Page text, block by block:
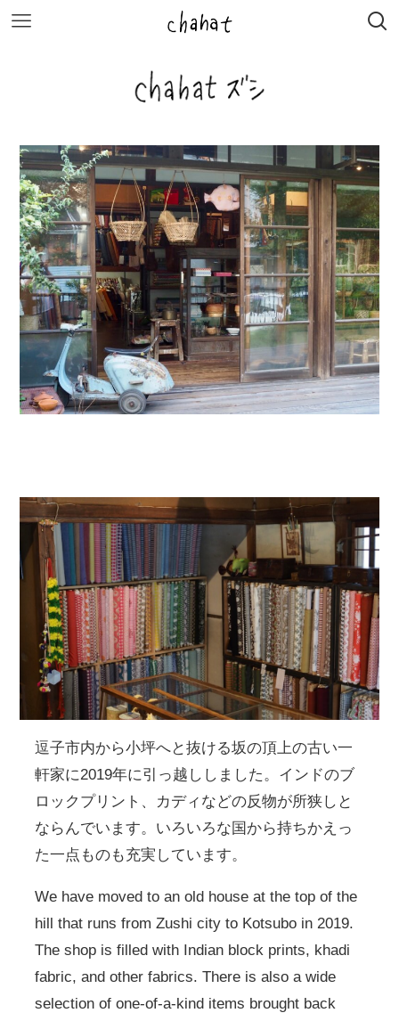
逗子市内から小坪へと抜ける坂の頂上の古い一
軒家に2019年に引っ越ししました。インドのブ
ロックプリント、カディなどの反物が所狭しと
ならんでいます。いろいろな国から持ちかえっ
た一点ものも充実しています。
We have moved to an old house at the top of the
hill that runs from Zushi city to Kotsubo in 2019.
The shop is filled with Indian block prints, khadi
fabric, and other fabrics. There is also a wide
selection of one-of-a-kind items brought back